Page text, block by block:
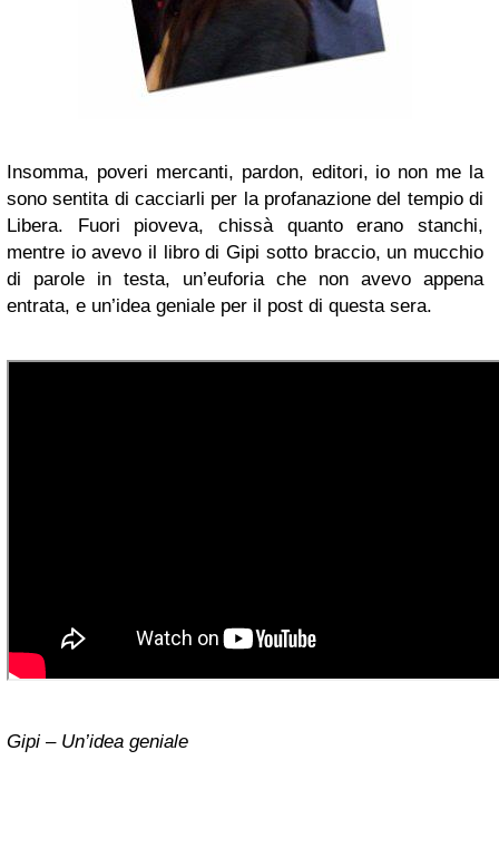
Insomma, poveri mercanti, pardon, editori, io non me la
sono sentita di cacciarli per la profanazione del tempio di
Libera. Fuori pioveva, chissà quanto erano stanchi,
mentre io avevo il libro di Gipi sotto braccio, un mucchio
di parole in testa, un’euforia che non avevo appena
entrata, e un’idea geniale per il post di questa sera.
Gipi – Un’idea geniale